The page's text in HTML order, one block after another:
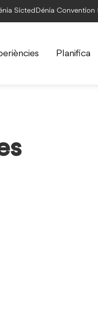
Sicted Dénia Convention
Planifica